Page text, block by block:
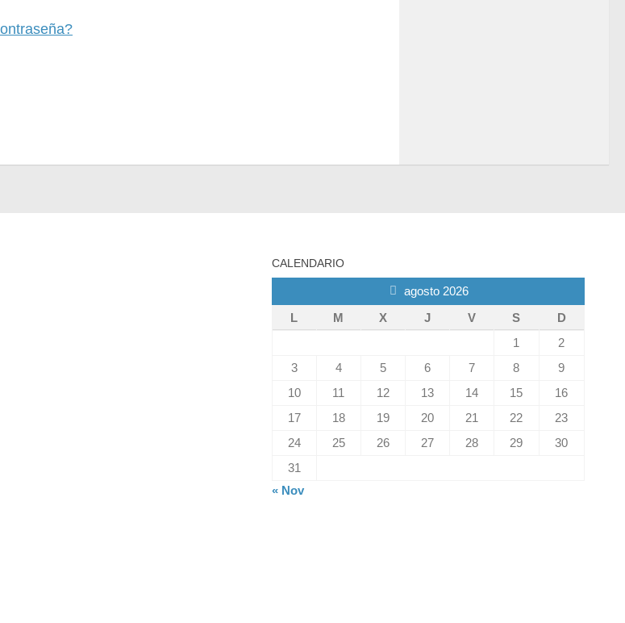
CALENDARIO
agosto 2026
L
M X J V S
D
1
2
3
4 5 6 7 8
9
10
11 12 13 14 15
16
17
18 19 20 21 22
23
24
25 26 27 28 29
30
31
« Nov